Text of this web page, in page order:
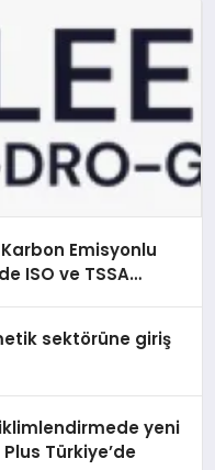
Emisyonlu
ISO ve TSSA
sektörüne giriş
iklimlendirmede yeni
Türkiye’de